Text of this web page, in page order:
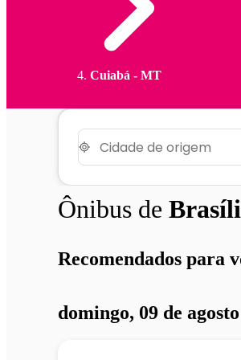
Cuiabá - MT
Ônibus de
Recomendados para
domingo, 09 de agosto